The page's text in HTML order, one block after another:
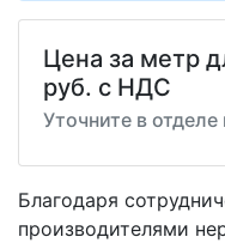
Цена за метр
руб. с НДС
Уточните в
Благодаря
производителями